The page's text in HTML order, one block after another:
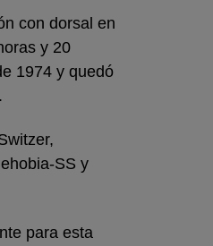
con dorsal en
y 20
1974 y quedó
SS y
para esta